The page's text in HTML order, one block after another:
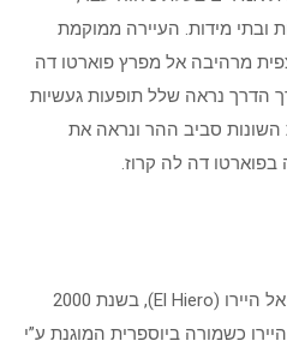
ובתי מידות. העיירה ממוקמת
מרהיבה אל מפרץ פוארטו דה
הדרך נראה שלל תופעות געשיות
השונות סביב ההר ונראה את
בפוארטו דה לה קרוז.
בבוקר נטוס לאי המערבי ביותר אל היירו (El Hiero), בשנת 2000
אל היירו כשמורה ביוספרית המוגנת ע”י